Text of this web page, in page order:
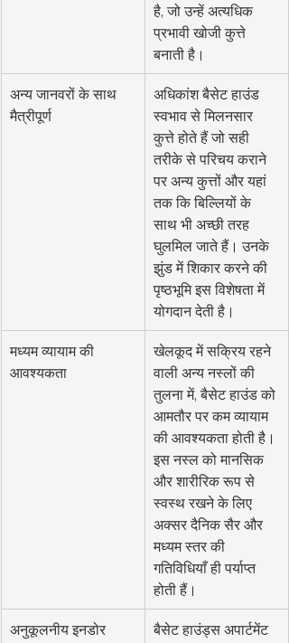
है, जो उन्हें अत्यधिक
प्रभावी खोजी कुत्ते
बनाती है।
अन्य जानवरों के साथ
मैत्रीपूर्ण
अधिकांश बैसेट हाउंड
स्वभाव से मिलनसार
कुत्ते होते हैं जो सही
तरीके से परिचय कराने
पर अन्य कुत्तों और यहां
तक कि बिल्लियों के
साथ भी अच्छी तरह
घुलमिल जाते हैं। उनके
झुंड में शिकार करने की
पृष्ठभूमि इस विशेषता में
योगदान देती है।
मध्यम व्यायाम की
आवश्यकता
खेलकूद में सक्रिय रहने
वाली अन्य नस्लों की
तुलना में, बैसेट हाउंड को
आमतौर पर कम व्यायाम
की आवश्यकता होती है।
इस नस्ल को मानसिक
और शारीरिक रूप से
स्वस्थ रखने के लिए
अक्सर दैनिक सैर और
मध्यम स्तर की
गतिविधियाँ ही पर्याप्त
होती हैं।
अनुकूलनीय इनडोर
बैसेट हाउंड्स अपार्टमेंट